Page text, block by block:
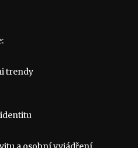
trendy